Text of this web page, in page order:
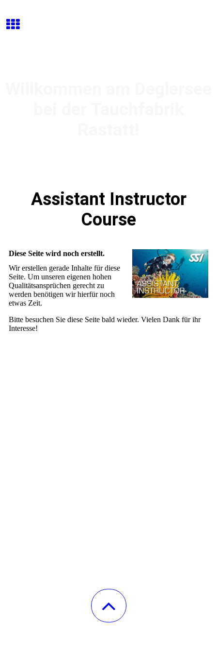
Assistant Instructor
Course
Diese Seite wird noch erstellt.
Wir erstellen gerade Inhalte für diese
Seite. Um unseren eigenen hohen
Qualitätsansprüchen gerecht zu
werden benötigen wir hierfür noch
etwas Zeit.
Bitte besuchen Sie diese Seite bald wieder. Vielen Dank für ihr
Interesse!